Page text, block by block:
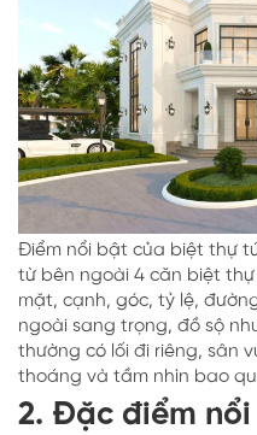
Điểm nổi bật của biệt thự
từ bên ngoài 4 căn biệt
mặt, cạnh, góc, tỷ lệ,
ngoài sang trọng, đồ sộ
thường có lối đi riêng, sân
thoáng và tầm nhìn bao
2. Đặc điểm